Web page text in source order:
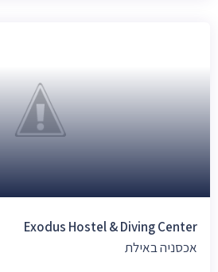
Exodus Hostel & Diving Center
אכסניה באילת